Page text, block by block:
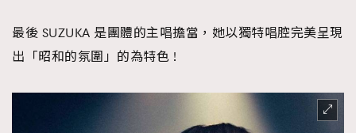
最後 SUZUKA 是團體的主唱擔當，她以獨特唱腔完美呈現
出「昭和的氛圍」的為特色 !